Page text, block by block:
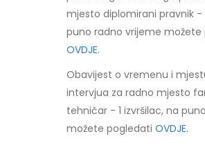
mjesto diplomirani pravnik -
puno radno vrijeme možete
OVDJE.
Obavijest o vremenu i
intervjua za radno mjesto
tehničar - 1 izvršilac, na
možete pogledatiOVDJE.